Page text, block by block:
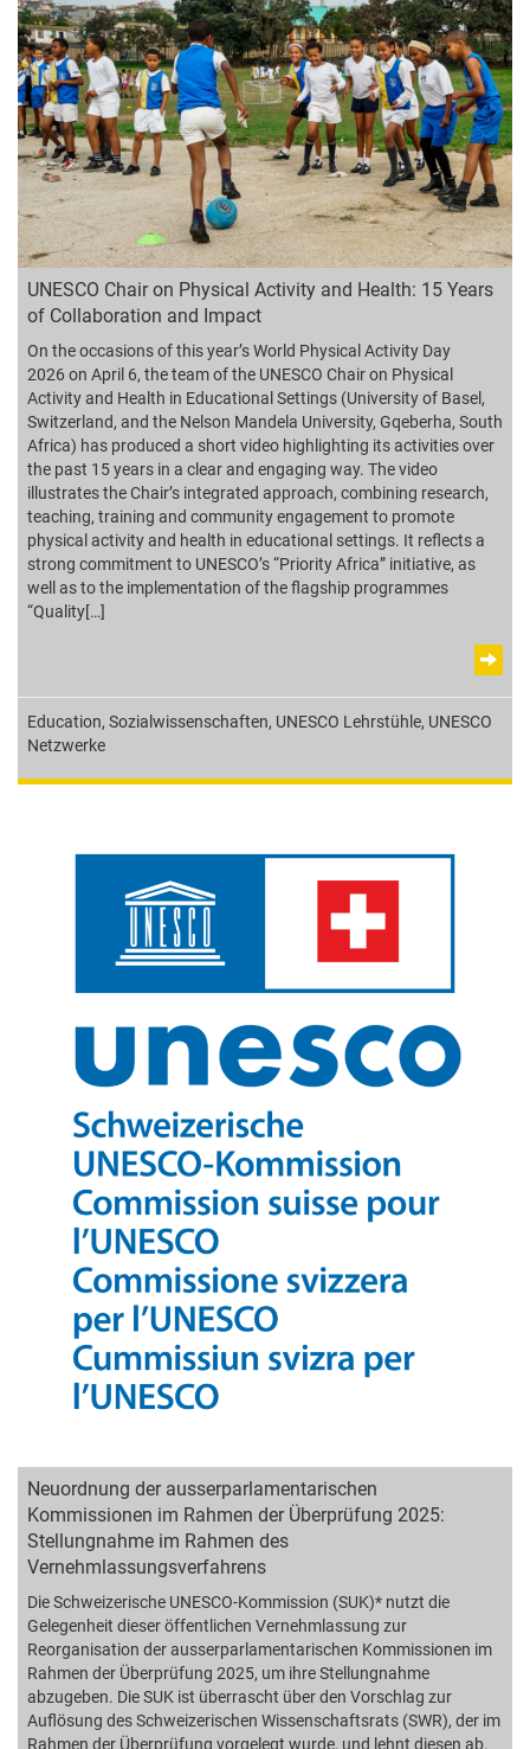
UNESCO Chair on Physical Activity and Health: 15 Years
of Collaboration and Impact
On the occasions of this year’s World Physical Activity Day
2026 on April 6, the team of the UNESCO Chair on Physical
Activity and Health in Educational Settings (University of Basel,
Switzerland, and the Nelson Mandela University, Gqeberha, South
Africa) has produced a short video highlighting its activities over
the past 15 years in a clear and engaging way. The video
illustrates the Chair’s integrated approach, combining research,
teaching, training and community engagement to promote
physical activity and health in educational settings. It reflects a
strong commitment to UNESCO’s “Priority Africa” initiative, as
well as to the implementation of the flagship programmes
“Quality[…]
Education, Sozialwissenschaften, UNESCO Lehrstühle, UNESCO
Netzwerke
Neuordnung der ausserparlamentarischen
Kommissionen im Rahmen der Überprüfung 2025:
Stellungnahme im Rahmen des
Vernehmlassungsverfahrens
Die Schweizerische UNESCO-Kommission (SUK)* nutzt die
Gelegenheit dieser öffentlichen Vernehmlassung zur
Reorganisation der ausserparlamentarischen Kommissionen im
Rahmen der Überprüfung 2025, um ihre Stellungnahme
abzugeben. Die SUK ist überrascht über den Vorschlag zur
Auflösung des Schweizerischen Wissenschaftsrats (SWR), der im
Rahmen der Überprüfung vorgelegt wurde, und lehnt diesen ab.